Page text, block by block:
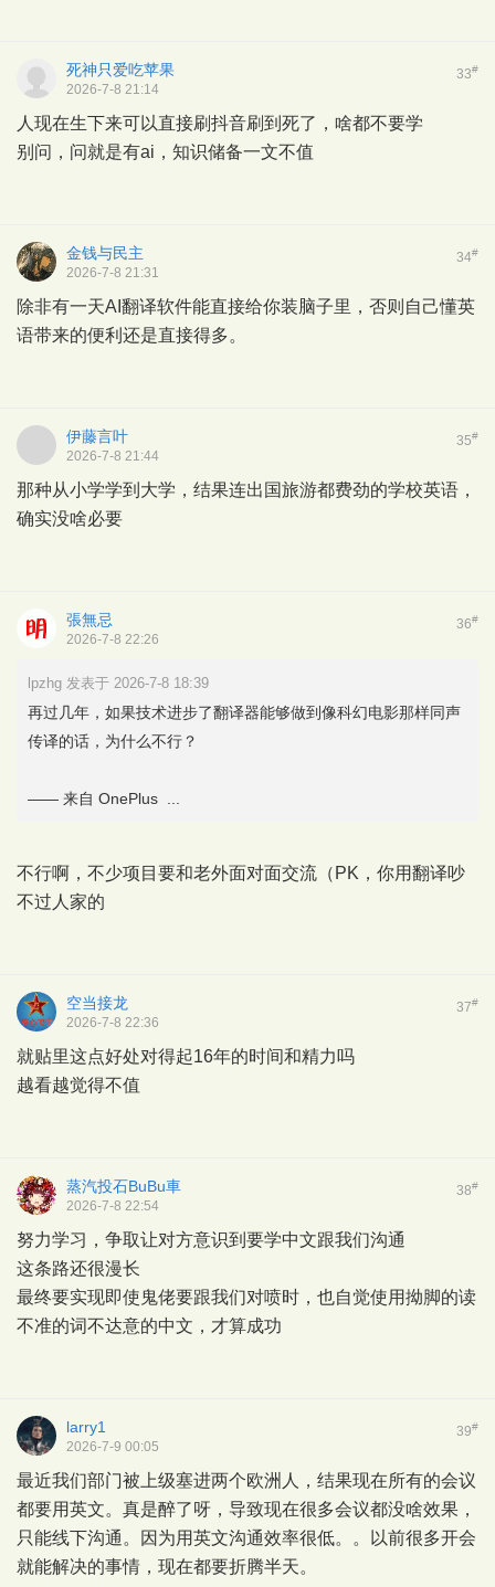
33#
死神只爱吃苹果
2026-7-8 21:14
人现在生下来可以直接刷抖音刷到死了，啥都不要学
别问，问就是有ai，知识储备一文不值
34#
金钱与民主
2026-7-8 21:31
除非有一天AI翻译软件能直接给你装脑子里，否则自己懂英
语带来的便利还是直接得多。
35#
伊藤言叶
2026-7-8 21:44
那种从小学学到大学，结果连出国旅游都费劲的学校英语，
确实没啥必要
36#
張無忌
2026-7-8 22:26
lpzhg 发表于 2026-7-8 18:39
再过几年，如果技术进步了翻译器能够做到像科幻电影那样同声
传译的话，为什么不行？
—— 来自 OnePlus ...
不行啊，不少项目要和老外面对面交流（PK，你用翻译吵
不过人家的
37#
空当接龙
2026-7-8 22:36
就贴里这点好处对得起16年的时间和精力吗
越看越觉得不值
38#
蒸汽投石BuBu車
2026-7-8 22:54
努力学习，争取让对方意识到要学中文跟我们沟通
这条路还很漫长
最终要实现即使鬼佬要跟我们对喷时，也自觉使用拗脚的读
不准的词不达意的中文，才算成功
39#
larry1
2026-7-9 00:05
最近我们部门被上级塞进两个欧洲人，结果现在所有的会议
都要用英文。真是醉了呀，导致现在很多会议都没啥效果，
只能线下沟通。因为用英文沟通效率很低。。以前很多开会
就能解决的事情，现在都要折腾半天。